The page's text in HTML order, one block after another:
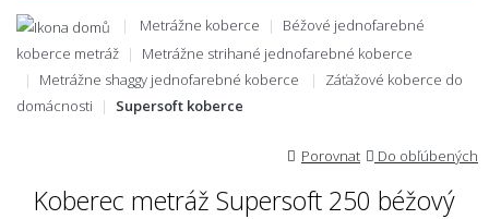
Metrážne koberce
Béžové jednofarebné
koberce metráž
Metrážne strihané jednofarebné koberce
Metrážne shaggy jednofarebné koberce
Záťažové koberce do
domácnosti
Supersoft koberce
Porovnat Do obľúbených
Koberec metráž Supersoft 250 béžový